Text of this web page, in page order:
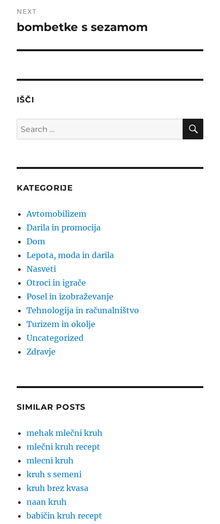
NEXT
Next
bombetke s sezamom
IŠČI
Search
for:
KATEGORIJE
Avtomobilizem
Darila in promocija
Dom
Lepota, moda in darila
Nasveti
Otroci in igrače
Posel in izobraževanje
Tehnologija in računalništvo
Turizem in okolje
Uncategorized
Zdravje
SIMILAR POSTS
mehak mlečni kruh
mlečni kruh recept
mlecni kruh
kruh s semeni
kruh brez kvasa
naan kruh
babičin kruh recept